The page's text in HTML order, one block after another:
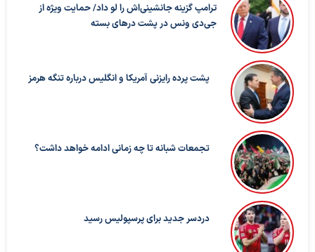
ترامپ گزینه جانشینی‌اش را لو داد/ حمایت ویژه از
جی‌دی ونس در پشت درهای بسته
پشت پرده رایزنی آمریکا و انگلیس درباره تنگه هرمز
تجمعات شبانه تا چه زمانی ادامه خواهد داشت؟
دردسر جدید برای پرسپولیس رسید